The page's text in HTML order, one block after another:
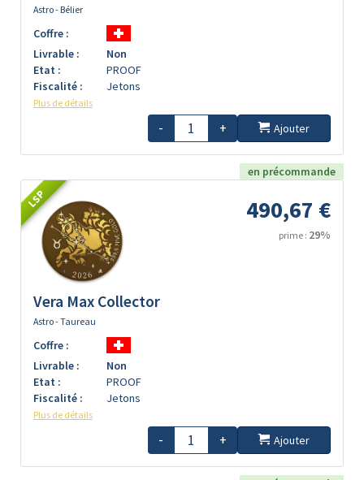
Astro - Bélier
Coffre :
Livrable :
Non
Etat :
PROOF
Fiscalité :
Jetons
Plus de détails
- + Ajouter
en précommande
LSP 490,67 €
prime : 29%
Vera Max Collector
Astro - Taureau
Coffre :
Livrable :
Non
Etat :
PROOF
Fiscalité :
Jetons
Plus de détails
- + Ajouter